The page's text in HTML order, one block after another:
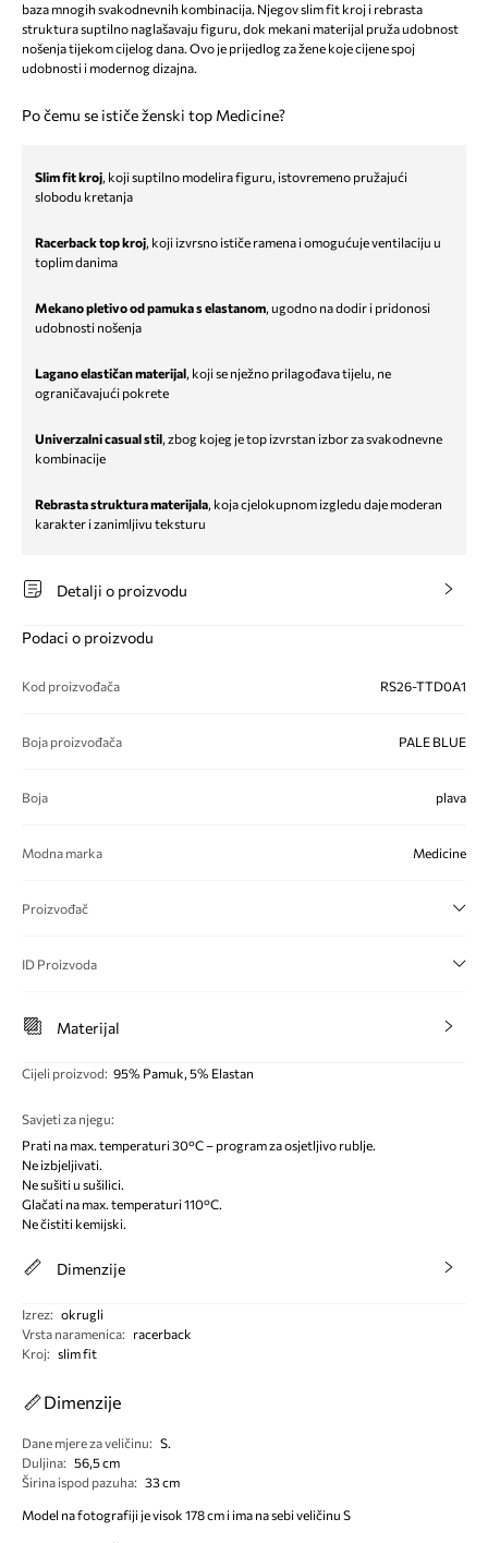
baza mnogih svakodnevnih kombinacija. Njegov slim fit kroj i rebrasta
struktura suptilno naglašavaju figuru, dok mekani materijal pruža udobnost
nošenja tijekom cijelog dana. Ovo je prijedlog za žene koje cijene spoj
udobnosti i modernog dizajna.
Po čemu se ističe ženski top Medicine?
Slim fit kroj, koji suptilno modelira figuru, istovremeno pružajući
slobodu kretanja
Racerback top kroj, koji izvrsno ističe ramena i omogućuje ventilaciju u
toplim danima
Mekano pletivo od pamuka s elastanom, ugodno na dodir i pridonosi
udobnosti nošenja
Lagano elastičan materijal, koji se nježno prilagođava tijelu, ne
ograničavajući pokrete
Univerzalni casual stil, zbog kojeg je top izvrstan izbor za svakodnevne
kombinacije
Rebrasta struktura materijala, koja cjelokupnom izgledu daje moderan
karakter i zanimljivu teksturu
Detalji o proizvodu
Podaci o proizvodu
Kod proizvođača RS26-TTD0A1
Boja proizvođača PALE BLUE
Boja plava
Modna marka Medicine
Proizvođač
ID Proizvoda
Materijal
Cijeli proizvod: 95% Pamuk, 5% Elastan
Savjeti za njegu:
Prati na max. temperaturi 30°C – program za osjetljivo rublje.
Ne izbjeljivati.
Ne sušiti u sušilici.
Glačati na max. temperaturi 110°C.
Ne čistiti kemijski.
Dimenzije
Izrez: okrugli
Vrsta naramenica:
racerback
Kroj: slim fit
Dimenzije
Dane mjere za veličinu: S.
Duljina: 56,5 cm
Širina ispod pazuha: 33 cm
Model na fotografiji je visok 178 cm i ima na sebi veličinu S